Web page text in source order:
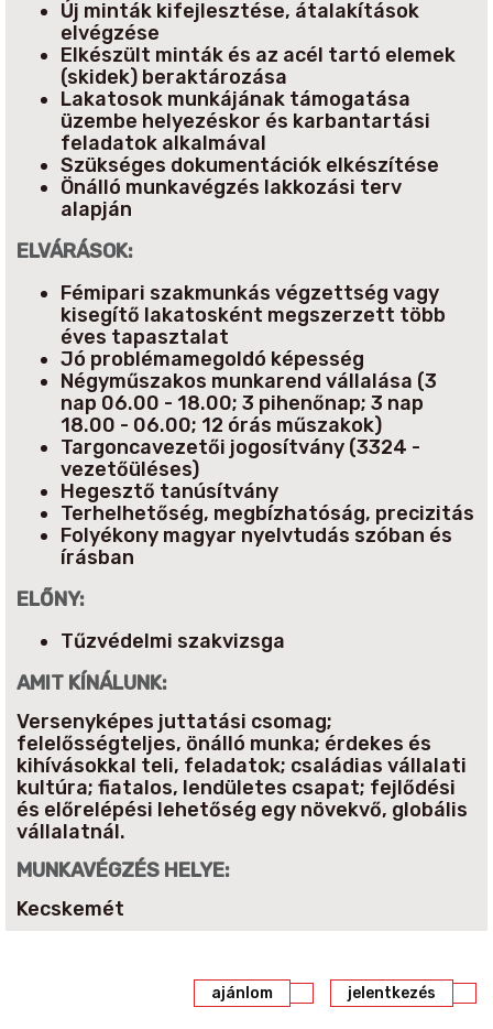
Új minták kifejlesztése, átalakítások
elvégzése
Elkészült minták és az acél tartó elemek
(skidek) beraktározása
Lakatosok munkájának támogatása
üzembe helyezéskor és karbantartási
feladatok alkalmával
Szükséges dokumentációk elkészítése
Önálló munkavégzés lakkozási terv
alapján
ELVÁRÁSOK:
Fémipari szakmunkás végzettség vagy
kisegítő lakatosként megszerzett több
éves tapasztalat
Jó problémamegoldó képesség
Négyműszakos munkarend vállalása (3
nap 06.00 - 18.00; 3 pihenőnap; 3 nap
18.00 - 06.00; 12 órás műszakok)
Targoncavezetői jogosítvány (3324 -
vezetőüléses)
Hegesztő tanúsítvány
Terhelhetőség, megbízhatóság, precizitás
Folyékony magyar nyelvtudás szóban és
írásban
ELŐNY:
Tűzvédelmi szakvizsga
AMIT KÍNÁLUNK:
Versenyképes juttatási csomag;
felelősségteljes, önálló munka; érdekes és
kihívásokkal teli, feladatok; családias vállalati
kultúra; fiatalos, lendületes csapat; fejlődési
és előrelépési lehetőség egy növekvő, globális
vállalatnál.
MUNKAVÉGZÉS HELYE:
Kecskemét
ajánlom jelentkezés